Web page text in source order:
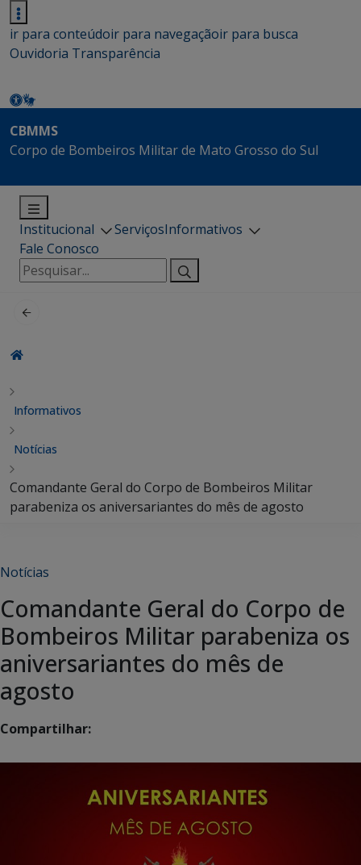
ir para conteúdoir para navegaçãoir para busca
Ouvidoria Transparência
CBMMS
Corpo de Bombeiros Militar de Mato Grosso do Sul
Institucional ServiçosInformativos
Fale Conosco
Pesquisar
por:
Informativos
Notícias
Comandante Geral do Corpo de Bombeiros Militar
parabeniza os aniversariantes do mês de agosto
Notícias
Comandante Geral do Corpo de
Bombeiros Militar parabeniza os
aniversariantes do mês de
agosto
Compartilhar: